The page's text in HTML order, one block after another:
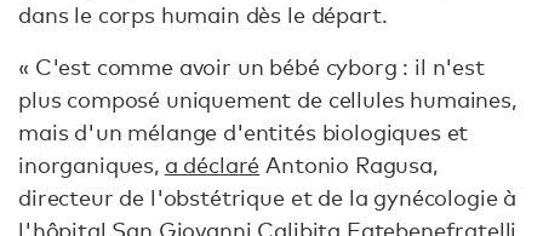
dans le corps humain dès le départ.
« C'est comme avoir un bébé cyborg : il n'est
plus composé uniquement de cellules humaines,
mais d'un mélange d'entités biologiques et
inorganiques, a déclaré Antonio Ragusa,
directeur de l'obstétrique et de la gynécologie à
l'hôpital San Giovanni Calibita Fatebenefratelli